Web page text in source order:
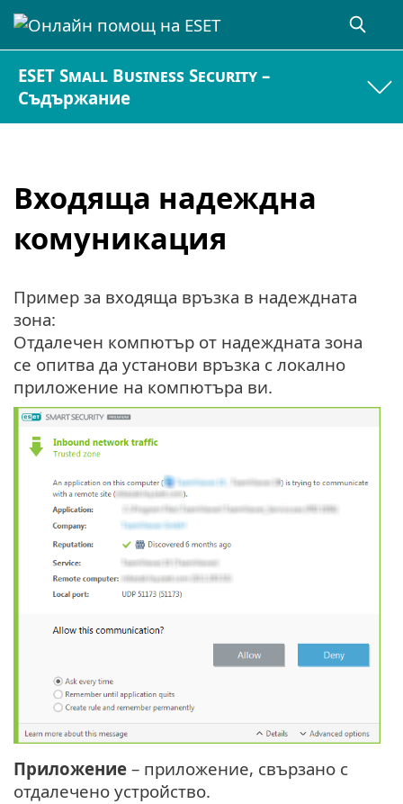
ESET Small Business Security –
Съдържание
Входяща надеждна
комуникация
Пример за входяща връзка в надеждната
зона:
Отдалечен компютър от надеждната зона
се опитва да установи връзка с локално
приложение на компютъра ви.
Приложение – приложение, свързано с
отдалечено устройство.